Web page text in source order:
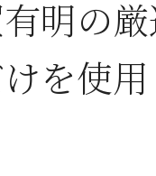
明の
を使